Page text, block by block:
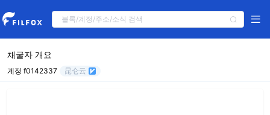
채굴자 개요
계정 f0142337 昆仑云